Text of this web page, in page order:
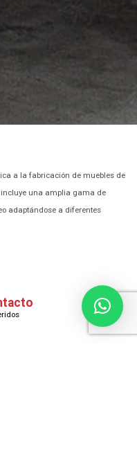
a la fabricación de muebles de
una amplia gama de
adaptándose a diferentes